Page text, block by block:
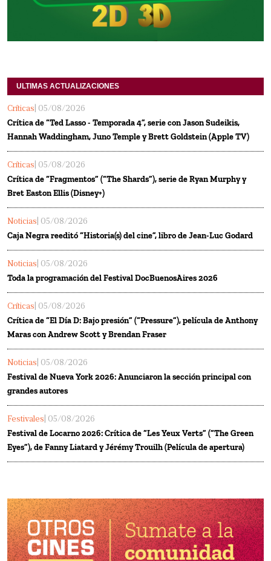
ULTIMAS ACTUALIZACIONES
Críticas | 05/08/2026
Crítica de “Ted Lasso - Temporada 4”, serie con Jason Sudeikis,
Hannah Waddingham, Juno Temple y Brett Goldstein (Apple TV)
Críticas | 05/08/2026
Crítica de “Fragmentos” (“The Shards”), serie de Ryan Murphy y
Bret Easton Ellis (Disney+)
Noticias | 05/08/2026
Caja Negra reeditó “Historia(s) del cine”, libro de Jean-Luc Godard
Noticias | 05/08/2026
Toda la programación del Festival DocBuenosAires 2026
Críticas | 05/08/2026
Crítica de “El Día D: Bajo presión” (“Pressure”), película de Anthony
Maras con Andrew Scott y Brendan Fraser
Noticias | 05/08/2026
Festival de Nueva York 2026: Anunciaron la sección principal con
grandes autores
Festivales | 05/08/2026
Festival de Locarno 2026: Crítica de “Les Yeux Verts” (“The Green
Eyes”), de Fanny Liatard y Jérémy Trouilh (Película de apertura)